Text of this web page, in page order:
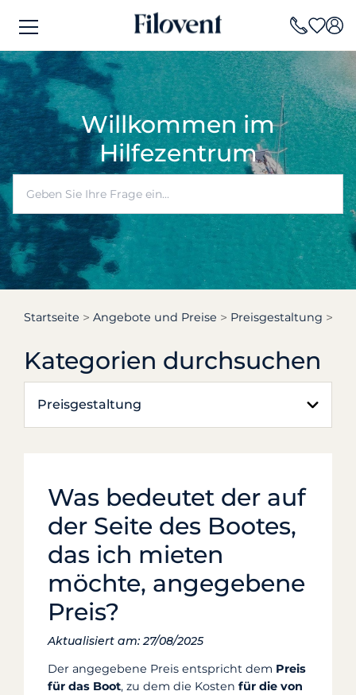
Willkommen im
Hilfezentrum
Startseite Angebote und Preise Preisgestaltung
Kategorien durchsuchen
Preisgestaltung
Was bedeutet der auf
der Seite des Bootes,
das ich mieten
möchte, angegebene
Preis?
Aktualisiert am: 27/08/2025
Der angegebene Preis entspricht dem Preis
für das Boot, zu dem die Kosten für die von